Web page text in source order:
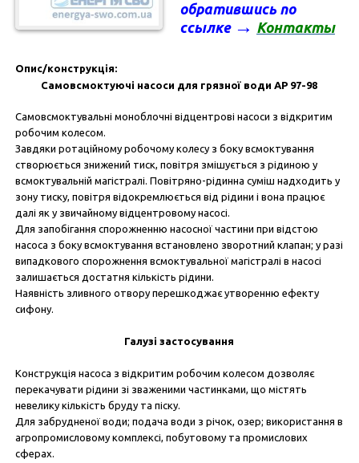
обратившись по
ссылке → Контакты
Опис/конструкція:
Самовсмоктуючі насоси для грязної води AP 97-98
Самовсмоктувальні моноблочні відцентрові насоси з відкритим
робочим колесом.
Завдяки ротаційному робочому колесу з боку всмоктування
створюється знижений тиск, повітря змішується з рідиною у
всмоктувальній магістралі. Повітряно-рідинна суміш надходить у
зону тиску, повітря відокремлюється від рідини і вона працює
далі як у звичайному відцентровому насосі.
Для запобігання спорожненню насосної частини при відстою
насоса з боку всмоктування встановлено зворотний клапан; у разі
випадкового спорожнення всмоктувальної магістралі в насосі
залишається достатня кількість рідини.
Наявність зливного отвору перешкоджає утворенню ефекту
сифону.
Галузі застосування
Конструкція насоса з відкритим робочим колесом дозволяє
перекачувати рідини зі зваженими частинками, що містять
невелику кількість бруду та піску.
Для забрудненої води; подача води з річок, озер; використання в
агропромисловому комплексі, побутовому та промислових
сферах.